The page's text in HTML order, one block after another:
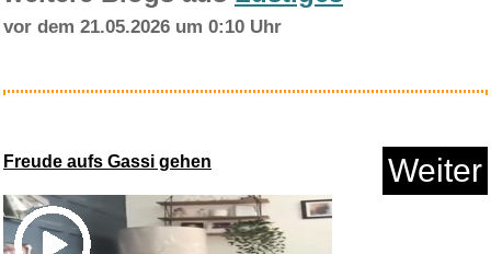
vor dem 21.05.2026 um 0:10 Uhr
Freude aufs Gassi gehen Weiter